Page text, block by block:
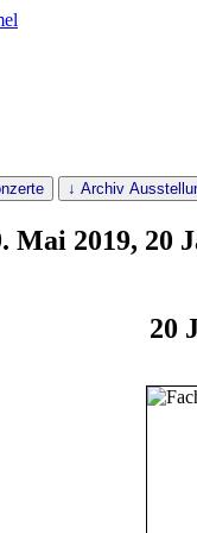
↓ Archiv
Mai 2019, 20
20